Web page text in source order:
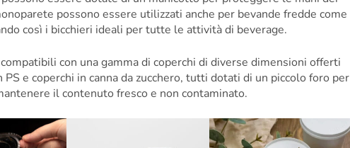
possono essere utilizzati anche per bevande fredde come
così i bicchieri ideali per tutte le attività di beverage.
con una gamma di coperchi di diverse dimensioni offerti
e coperchi in canna da zucchero, tutti dotati di un piccolo foro per
il contenuto fresco e non contaminato.